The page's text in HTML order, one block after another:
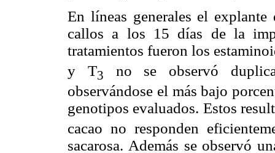
En líneas generales el
callos a los 15 días de la
tratamientos fueron los
y T3
no se observó
observándose el más bajo
genotipos evaluados. Estos
cacao no responden
sacarosa. Además se observó